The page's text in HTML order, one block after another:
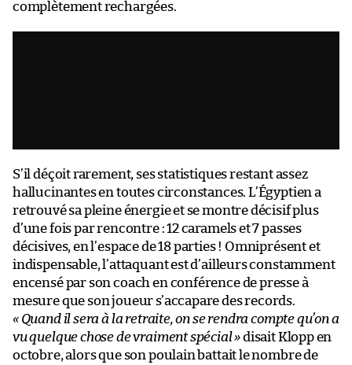
complètement rechargées.
S’il déçoit rarement, ses statistiques restant assez
hallucinantes en toutes circonstances. L’Égyptien a
retrouvé sa pleine énergie et se montre décisif plus
d’une fois par rencontre : 12 caramels et 7 passes
décisives, en l’espace de 18 parties ! Omniprésent et
indispensable, l’attaquant est d’ailleurs constamment
encensé par son coach en conférence de presse à
mesure que son joueur s’accapare des records.
« Quand il sera à la retraite, on se rendra compte qu’on a
vu quelque chose de vraiment spécial »disait Klopp en
octobre, alors que son poulain battait le nombre de